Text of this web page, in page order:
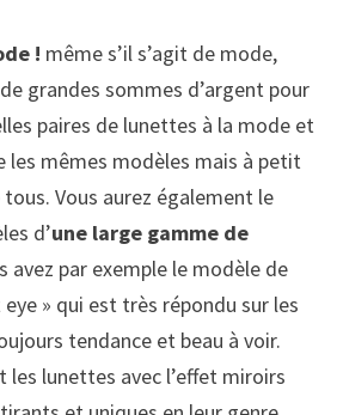
! même s’il s’agit de mode,
grandes sommes d’argent pour
paires de lunettes à la mode et
les mêmes modèles mais à petit
Vous aurez également le
d’une large gamme de
avez par exemple le modèle de
» qui est très répondu sur les
tendance et beau à voir.
les lunettes avec l’effet miroirs